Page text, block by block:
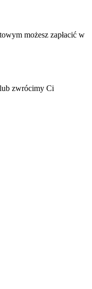
możesz zapłacić w
zwrócimy Ci